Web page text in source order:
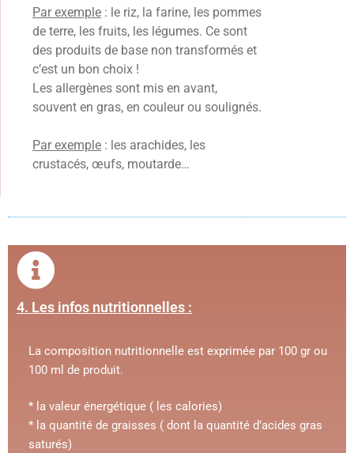
Par exemple : le riz, la farine, les pommes
de terre, les fruits, les légumes. Ce sont
des produits de base non transformés et
c’est un bon choix !
Les allergènes sont mis en avant,
souvent en gras, en couleur ou soulignés.
Par exemple : les arachides, les
crustacés, œufs, moutarde…
4. Les infos nutritionnelles :
La composition nutritionnelle est exprimée par 100 gr ou
100 ml de produit.
* la valeur énergétique ( les calories)
* la quantité de graisses ( dont la quantité d’acides gras
saturés)